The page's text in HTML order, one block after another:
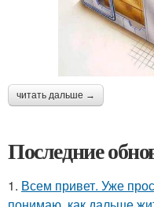
читать дальше →
Последние
1. Всем привет. Уже